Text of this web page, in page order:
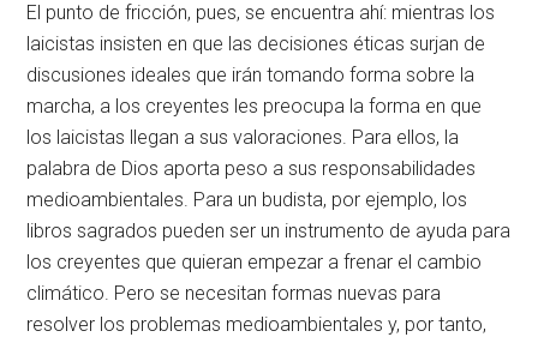
El punto de fricción, pues, se encuentra ahí: mientras los
laicistas insisten en que las decisiones éticas surjan de
discusiones ideales que irán tomando forma sobre la
marcha, a los creyentes les preocupa la forma en que
los laicistas llegan a sus valoraciones. Para ellos, la
palabra de Dios aporta peso a sus responsabilidades
medioambientales. Para un budista, por ejemplo, los
libros sagrados pueden ser un instrumento de ayuda para
los creyentes que quieran empezar a frenar el cambio
climático. Pero se necesitan formas nuevas para
resolver los problemas medioambientales y, por tanto,